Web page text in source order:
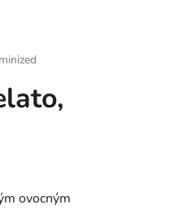
ovocným